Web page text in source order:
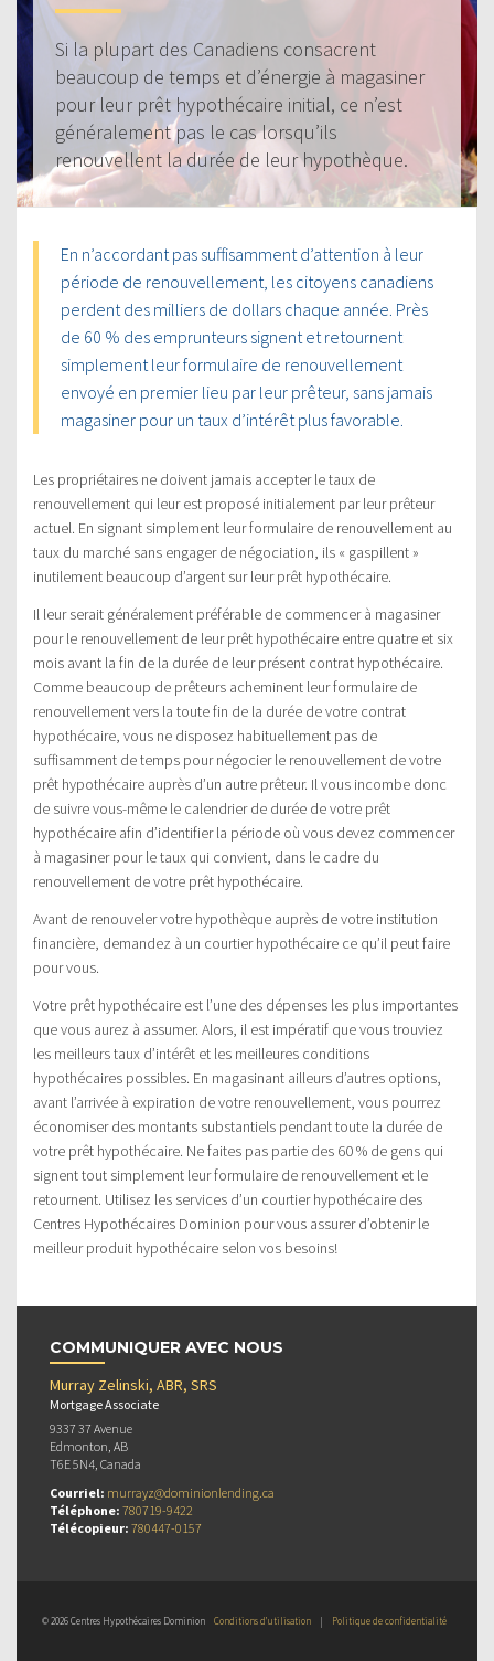
Si la plupart des Canadiens consacrent
beaucoup de temps et d’énergie à magasiner
pour leur prêt hypothécaire initial, ce n’est
généralement pas le cas lorsqu’ils
renouvellent la durée de leur hypothèque.
En n’accordant pas suffisamment d’attention à leur
période de renouvellement, les citoyens canadiens
perdent des milliers de dollars chaque année. Près
de 60 % des emprunteurs signent et retournent
simplement leur formulaire de renouvellement
envoyé en premier lieu par leur prêteur, sans jamais
magasiner pour un taux d’intérêt plus favorable.
Les propriétaires ne doivent jamais accepter le taux de
renouvellement qui leur est proposé initialement par leur prêteur
actuel. En signant simplement leur formulaire de renouvellement au
taux du marché sans engager de négociation, ils « gaspillent »
inutilement beaucoup d’argent sur leur prêt hypothécaire.
Il leur serait généralement préférable de commencer à magasiner
pour le renouvellement de leur prêt hypothécaire entre quatre et six
mois avant la fin de la durée de leur présent contrat hypothécaire.
Comme beaucoup de prêteurs acheminent leur formulaire de
renouvellement vers la toute fin de la durée de votre contrat
hypothécaire, vous ne disposez habituellement pas de
suffisamment de temps pour négocier le renouvellement de votre
prêt hypothécaire auprès d’un autre prêteur. Il vous incombe donc
de suivre vous-même le calendrier de durée de votre prêt
hypothécaire afin d’identifier la période où vous devez commencer
à magasiner pour le taux qui convient, dans le cadre du
renouvellement de votre prêt hypothécaire.
Avant de renouveler votre hypothèque auprès de votre institution
financière, demandez à un courtier hypothécaire ce qu’il peut faire
pour vous.
Votre prêt hypothécaire est l’une des dépenses les plus importantes
que vous aurez à assumer. Alors, il est impératif que vous trouviez
les meilleurs taux d’intérêt et les meilleures conditions
hypothécaires possibles. En magasinant ailleurs d’autres options,
avant l’arrivée à expiration de votre renouvellement, vous pourrez
économiser des montants substantiels pendant toute la durée de
votre prêt hypothécaire. Ne faites pas partie des 60 % de gens qui
signent tout simplement leur formulaire de renouvellement et le
retournent. Utilisez les services d’un courtier hypothécaire des
Centres Hypothécaires Dominion pour vous assurer d’obtenir le
meilleur produit hypothécaire selon vos besoins!
COMMUNIQUER AVEC NOUS
Murray Zelinski, ABR, SRS
Mortgage Associate
9337 37 Avenue
Edmonton, AB
T6E 5N4, Canada
Courriel: murrayz@dominionlending.ca
Téléphone: 780719-9422
Télécopieur: 780447-0157
© 2026 Centres Hypothécaires Dominion Conditions d’utilisation | Politique de confidentialité